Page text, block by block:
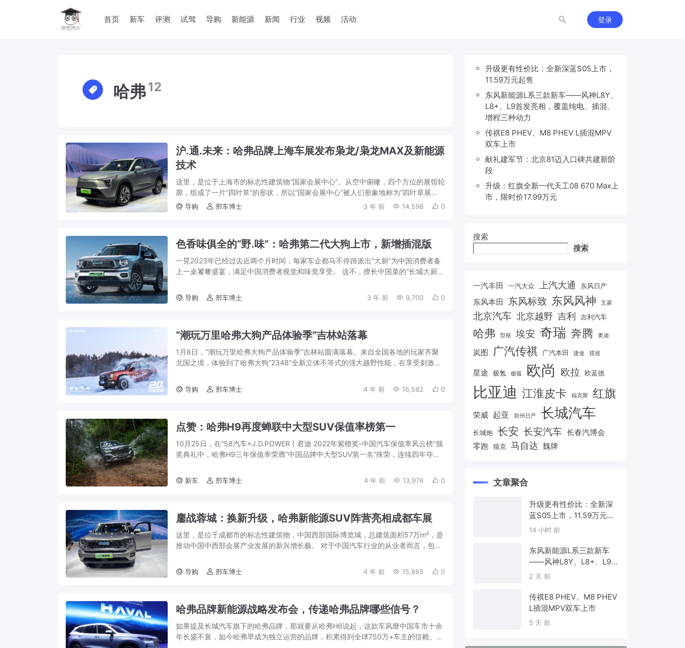
首页 新车 评测 试驾 导购 新能源 新闻 行业 视频 活动 登录
哈弗12
沪.通.未来：哈弗品牌上海车展发布枭龙/枭龙MAX及新能源
技术
这里，是位于上海市的标志性建筑物“国家会展中心”。从空中俯瞰，四个方位的展馆轮
廓，组成了一片“四叶草”的形状，所以“国家会展中心”被人们形象地称为“四叶草展
馆”。 对于中国汽车行业的从业者而言，包括汽...
导购 邢车博士 3 年 前 14,598 0
色香味俱全的“野.味”：哈弗第二代大狗上市，新增插混版
一晃2023年已经过去近两个月时间，每家车企都马不停蹄派出“大厨”为中国消费者备
上一桌饕餮盛宴，满足中国消费者视觉和味觉享受。 这不，擅长中国菜的“长城大厨”
导购 邢车博士 3 年 前 9,700 0
“潮玩万里哈弗大狗产品体验季”吉林站落幕
1月8日，“潮玩万里哈弗大狗产品体验季”吉林站圆满落幕。来自全国各地的玩家齐聚
北国之境，体验到了哈弗大狗“2348”全新立体不等式的强大越野性能，在享受刺激的
导购 邢车博士 4 年 前 16,582 0
点赞：哈弗H9再度蝉联中大型SUV保值率榜第一
10月25日，在“58汽车×J.D.POWER丨君迪 2022年紫檀奖-中国汽车保值率风云榜”颁
奖典礼中，哈弗H9三年保值率荣膺“中国品牌中大型SUV第一名”殊荣，连续四年夺
新车 邢车博士 4 年 前 13,976 0
鏖战蓉城：换新升级，哈弗新能源SUV阵营亮相成都车展
这里，是位于成都市的标志性建筑物，中国西部国际博览城，总建筑面积57万m²，是
推动中国中西部会展产业发展的新兴增长极。 对于中国汽车行业的从业者而言，包括
导购 邢车博士 4 年 前 15,885 0
哈弗品牌新能源战略发布会，传递哈弗品牌哪些信号？
如果提及长城汽车旗下的哈弗品牌，那就要从哈弗H6说起，这款车风靡中国车市十余
年长盛不衰，如今哈弗早成为独立运营的品牌，积累得到全球750万+车主的信赖。随
升级更有性价比：全新深蓝S05上市，
11.59万元起售
东风新能源L系三款新车——风神L8Y、
L8+、L9首发亮相，覆盖纯电、插混、
增程三种动力
传祺E8 PHEV、M8 PHEV L插混MPV
双车上市
献礼建军节：北京81迈入口碑共建新阶
段
升级：红旗全新一代天工08 670 Max上
市，限时价17.99万元
搜索
搜索
一汽丰田 一汽大众 上汽大通 东风日产
东风本田 东风标致 东风风神 五菱
北京汽车 北京越野 吉利 吉利汽车
哈弗 型格 埃安 奇瑞 奔腾 奥迪
岚图 广汽传祺 广汽本田 捷途 揽巡
星途 极氪 极狐 欧尚 欧拉 欧蓝德
比亚迪 江淮皮卡 福克斯 红旗
荣威 起亚 郑州日产 长城汽车
长城炮 长安 长安汽车 长春汽博会
零跑 领克 马自达 魏牌
文章聚合
升级更有性价比：全新深
蓝S05上市，11.59万元起
售
14 小时 前
东风新能源L系三款新车
——风神L8Y、L8+、L9
首发亮相，覆盖纯电、插
2 天 前
传祺E8 PHEV、M8 PHEV
L插混MPV双车上市
5 天 前